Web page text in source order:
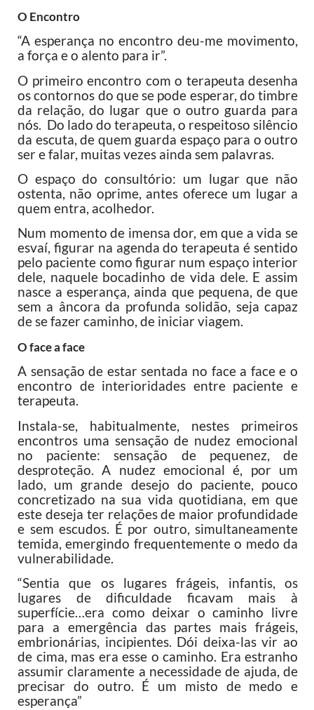
O Encontro
“A esperança no encontro deu-me movimento,
a força e o alento para ir”.
O primeiro encontro com o terapeuta desenha
os contornos do que se pode esperar, do timbre
da relação, do lugar que o outro guarda para
nós. Do lado do terapeuta, o respeitoso silêncio
da escuta, de quem guarda espaço para o outro
ser e falar, muitas vezes ainda sem palavras.
O espaço do consultório: um lugar que não
ostenta, não oprime, antes oferece um lugar a
quem entra, acolhedor.
Num momento de imensa dor, em que a vida se
esvaí, figurar na agenda do terapeuta é sentido
pelo paciente como figurar num espaço interior
dele, naquele bocadinho de vida dele. E assim
nasce a esperança, ainda que pequena, de que
sem a âncora da profunda solidão, seja capaz
de se fazer caminho, de iniciar viagem.
O face a face
A sensação de estar sentada no face a face e o
encontro de interioridades entre paciente e
terapeuta.
Instala-se, habitualmente, nestes primeiros
encontros uma sensação de nudez emocional
no paciente: sensação de pequenez, de
desproteção. A nudez emocional é, por um
lado, um grande desejo do paciente, pouco
concretizado na sua vida quotidiana, em que
este deseja ter relações de maior profundidade
e sem escudos. É por outro, simultaneamente
temida, emergindo frequentemente o medo da
vulnerabilidade.
“Sentia que os lugares frágeis, infantis, os
lugares de dificuldade ficavam mais à
superfície…era como deixar o caminho livre
para a emergência das partes mais frágeis,
embrionárias, incipientes. Dói deixa-las vir ao
de cima, mas era esse o caminho. Era estranho
assumir claramente a necessidade de ajuda, de
precisar do outro. É um misto de medo e
esperança”